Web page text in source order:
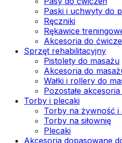
Paski i uchwyty do
Ręczniki
Rękawice
Akcesoria do
Sprzęt rehabilitacyjny
Pistolety do masażu
Akcesoria do
Wałki i rollery do
Pozostałe
Torby i plecaki
Torby na żywność i
Torby na siłownię
Plecaki
Akcesoria dopasowane